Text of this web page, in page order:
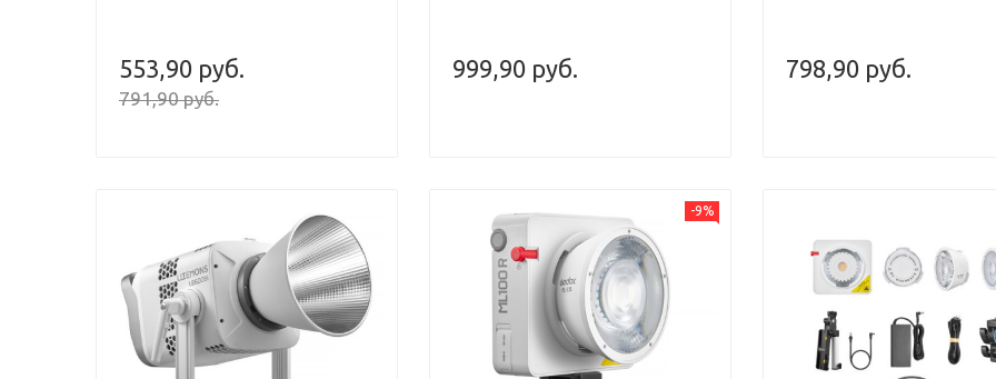
553,90 руб.
791,90 руб.
999,90 руб. 798,90 руб.
Previous Previous
-9%
Previous